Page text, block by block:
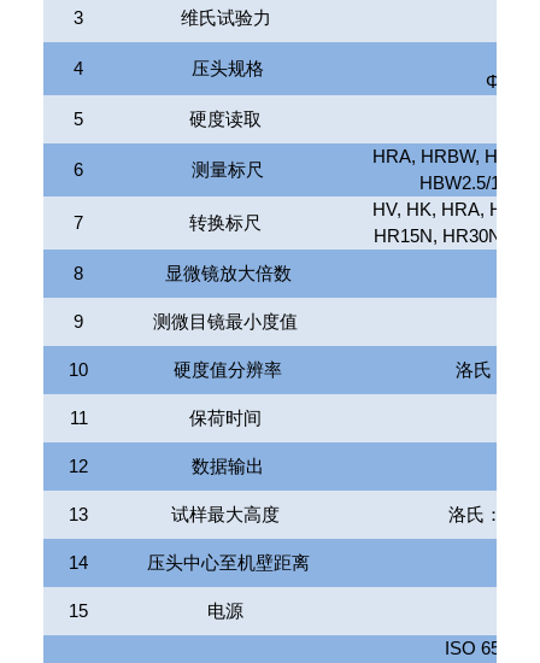
3 维氏试验力
4 压头规格
Φ
5
硬度读取
6 测量标尺
HRA, HRBW, HRC,
HBW2.5/
7 转换标尺
HV, HK, HRA,
HR15N, HR30N,
8
显微镜放大倍数
9 测微目镜最小度值
10 硬度值分辨率 洛氏：
11 保荷时间
12 数据输出
13 试样最大高度 洛氏：
14 压头中心至机壁距离
15
电源
ISO 6508